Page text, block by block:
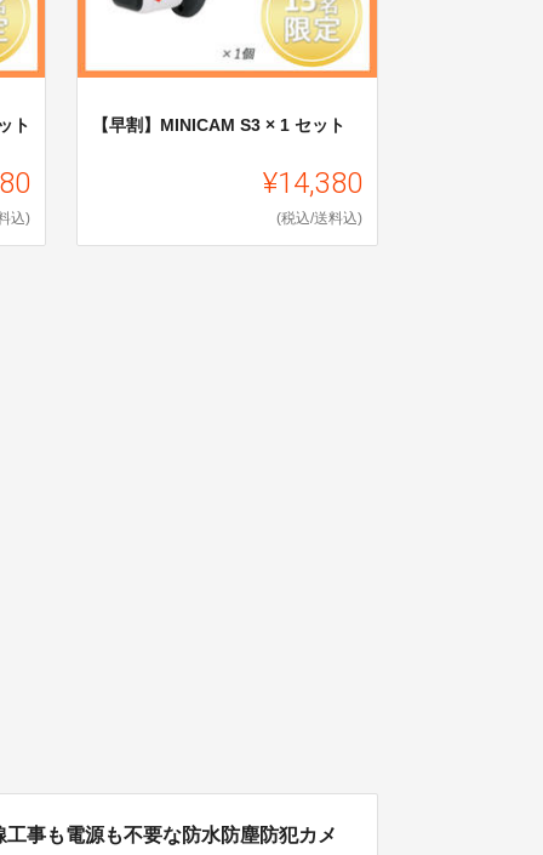
ト
込)
【早割】MINICAM S3 × 1 セット
¥14,380
(税込/送料込)
事も電源も不要な防水防塵防犯カメ